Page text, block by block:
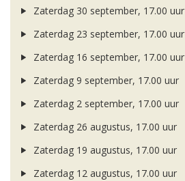
Zaterdag 30 september, 17.00 uur
Zaterdag 23 september, 17.00 uur
Zaterdag 16 september, 17.00 uur
Zaterdag 9 september, 17.00 uur
Zaterdag 2 september, 17.00 uur
Zaterdag 26 augustus, 17.00 uur
Zaterdag 19 augustus, 17.00 uur
Zaterdag 12 augustus, 17.00 uur